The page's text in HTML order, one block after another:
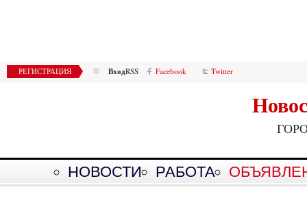
РЕГИСТРАЦИЯ ВходRSS Facebook Twitter
НОВОСТИ РАБОТА